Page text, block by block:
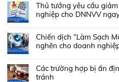
Thủ tướng yêu cầu
nghiệp cho DNNVV
Chiến dịch “Làm Sạch
nghẽn cho doanh
Các trường hợp bị ấn
tránh